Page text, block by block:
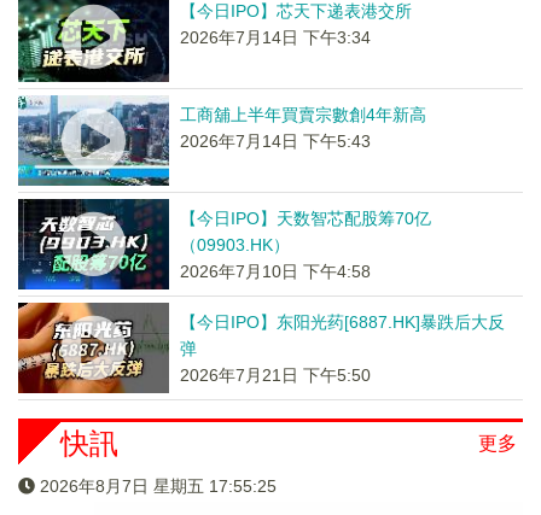
【今日IPO】芯天下递表港交所
2026年7月14日 下午3:34
工商舖上半年買賣宗數創4年新高
2026年7月14日 下午5:43
【今日IPO】天数智芯配股筹70亿
（09903.HK）
2026年7月10日 下午4:58
【今日IPO】东阳光药[6887.HK]暴跌后大反
弹
2026年7月21日 下午5:50
更多
快訊
2026年8月7日 星期五 17:55:25